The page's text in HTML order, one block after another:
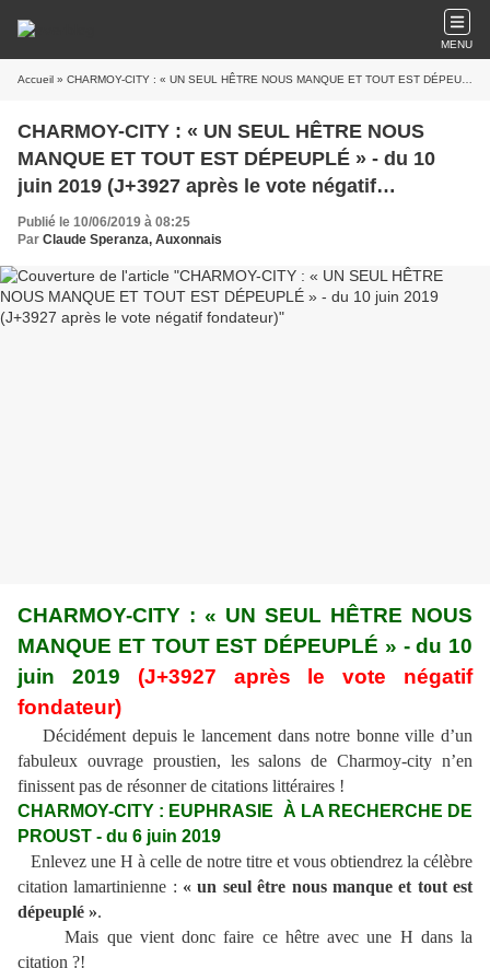
MENU
Accueil » CHARMOY-CITY : « UN SEUL HÊTRE NOUS MANQUE ET TOUT EST DÉPEUPLÉ » - du 10 juin 2019 (J+3927 après le vote négatif fondateur)
CHARMOY-CITY : « UN SEUL HÊTRE NOUS
MANQUE ET TOUT EST DÉPEUPLÉ » - du 10
juin 2019 (J+3927 après le vote négatif
fondateur)
Publié le 10/06/2019 à 08:25
Par Claude Speranza, Auxonnais
CHARMOY-CITY : « UN SEUL HÊTRE NOUS
MANQUE ET TOUT EST DÉPEUPLÉ » - du 10
juin 2019 (J+3927 après le vote négatif
fondateur)
Décidément depuis le lancement dans notre bonne ville d’un
fabuleux ouvrage proustien, les salons de Charmoy-city n’en
finissent pas de résonner de citations littéraires !
CHARMOY-CITY : EUPHRASIE À LA RECHERCHE DE
PROUST - du 6 juin 2019
Enlevez une H à celle de notre titre et vous obtiendrez la célèbre
citation lamartinienne : « un seul être nous manque et tout est
dépeuplé ».
Mais que vient donc faire ce hêtre avec une H dans la
citation ?!